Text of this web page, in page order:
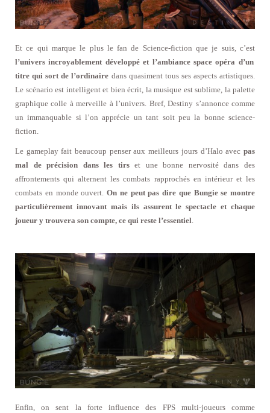
Et ce qui marque le plus le fan de Science-fiction que je suis, c’est
l’univers incroyablement développé et l’ambiance space opéra d’un
titre qui sort de l’ordinaire dans quasiment tous ses aspects artistiques.
Le scénario est intelligent et bien écrit, la musique est sublime, la palette
graphique colle à merveille à l’univers. Bref, Destiny s’annonce comme
un immanquable si l’on apprécie un tant soit peu la bonne science-
fiction.
Le gameplay fait beaucoup penser aux meilleurs jours d’Halo avec pas
mal de précision dans les tirset une bonne nervosité dans des
affrontements qui alternent les combats rapprochés en intérieur et les
combats en monde ouvert. On ne peut pas dire que Bungie se montre
particulièrement innovant mais ils assurent le spectacle et chaque
joueur y trouvera son compte, ce qui reste l’essentiel.
Enfin, on sent la forte influence des FPS multi-joueurs comme